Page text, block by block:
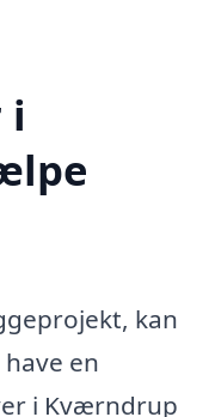
i
kan
en
i Kværndrup